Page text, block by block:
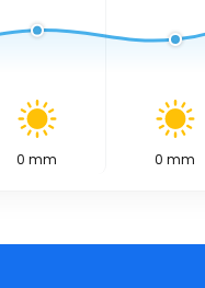
0 mm 0 mm